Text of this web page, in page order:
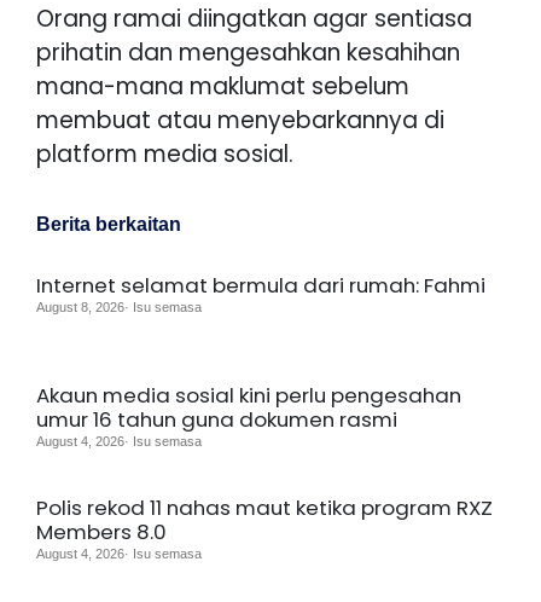
Orang ramai diingatkan agar sentiasa
prihatin dan mengesahkan kesahihan
mana-mana maklumat sebelum
membuat atau menyebarkannya di
platform media sosial.
Berita berkaitan
Internet selamat bermula dari rumah: Fahmi
August 8, 2026· Isu semasa
Akaun media sosial kini perlu pengesahan
umur 16 tahun guna dokumen rasmi
August 4, 2026· Isu semasa
Polis rekod 11 nahas maut ketika program RXZ
Members 8.0
August 4, 2026· Isu semasa